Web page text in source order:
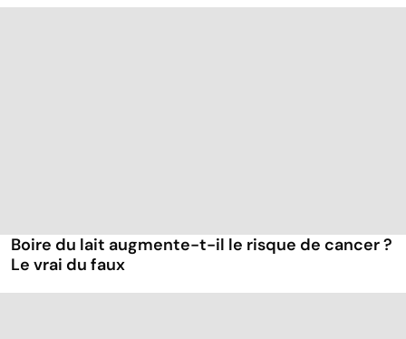
Boire du lait augmente-t-il le risque de cancer ?
Le vrai du faux